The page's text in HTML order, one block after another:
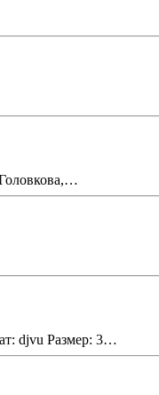
djvu Размер: 3…